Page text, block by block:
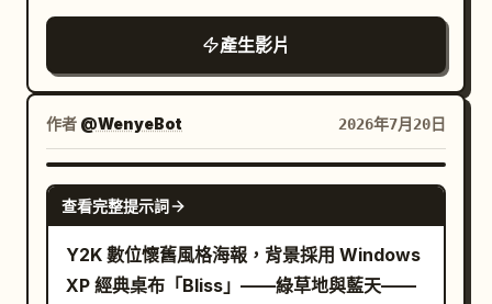
產生影片
作者 @WenyeBot 2026年7月20日
SEEDANCE 2.0
查看完整提示詞
Y2K 數位懷舊風格海報，背景採用 Windows
XP 經典桌布「Bliss」——綠草地與藍天——